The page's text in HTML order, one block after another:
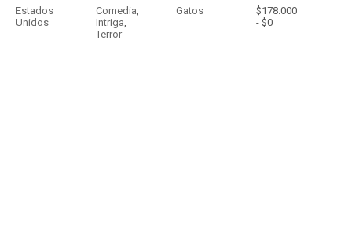
Estados
Unidos
Comedia,
Intriga,
Terror
Gatos
$178.000
- $0